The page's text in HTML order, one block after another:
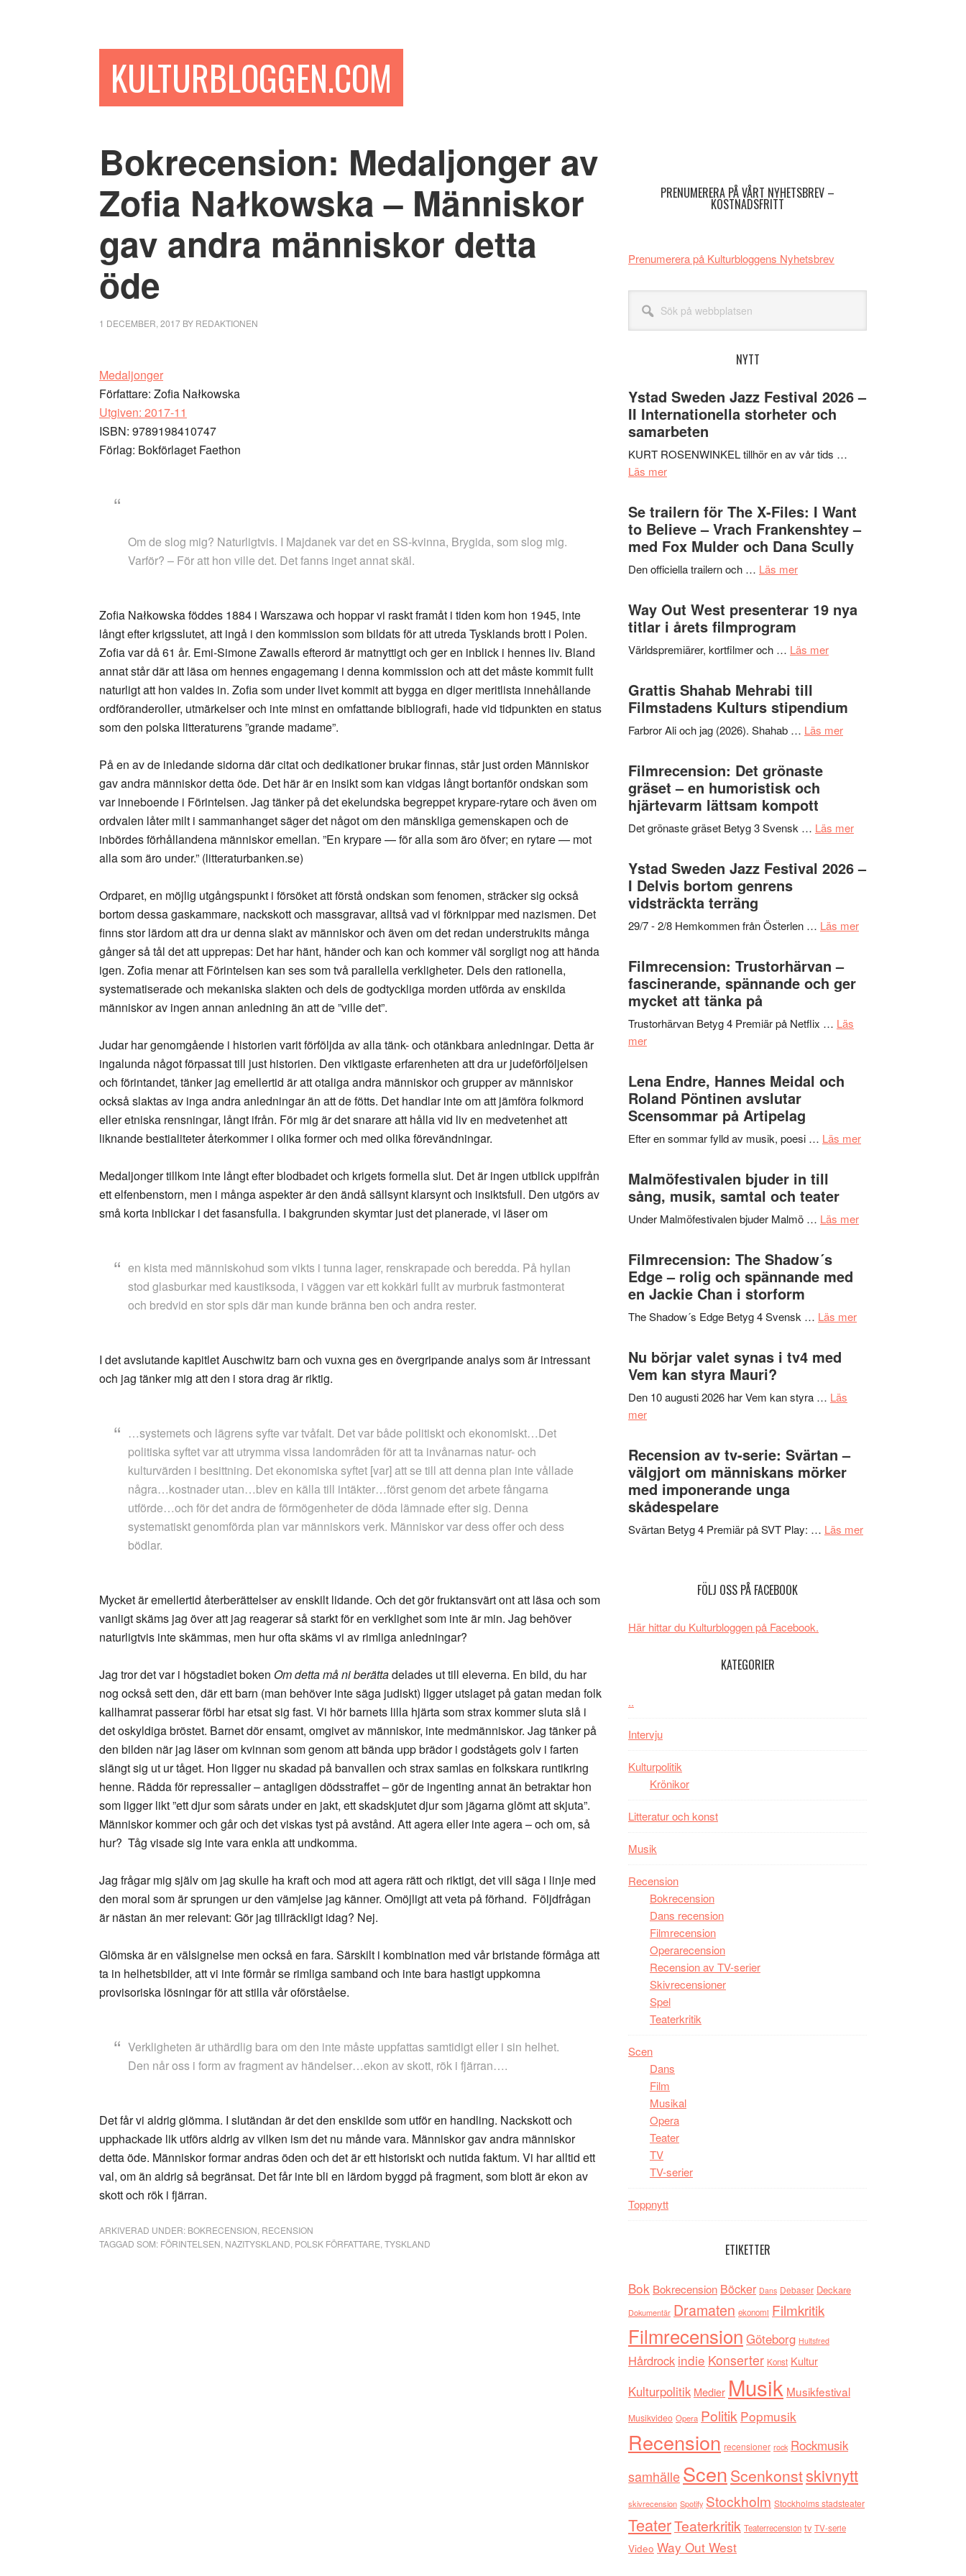
KULTURBLOGGEN.COM
Bokrecension: Medaljonger av
Zofia Nałkowska – Människor
gav andra människor detta
öde
1 DECEMBER, 2017 BY REDAKTIONEN
Medaljonger
Författare: Zofia Nałkowska
Utgiven: 2017-11
ISBN: 9789198410747
Förlag: Bokförlaget Faethon
Om de slog mig? Naturligtvis. I Majdanek var det en SS-kvinna, Brygida, som slog mig.
Varför? – För att hon ville det. Det fanns inget annat skäl.
Zofia Nałkowskaföddes 1884 i Warszawa och hoppar vi raskt framåt i tiden kom hon 1945, inte
långt efter krigsslutet, att ingå i den kommission som bildats för att utreda Tysklands brott i Polen.
Zofia var då 61 år. Emi-Simone Zawalls efterord är matnyttigt och ger en inblick i hennes liv. Bland
annat står där att läsa om hennes engagemang i denna kommission och att det måste kommit fullt
naturligt att hon valdes in. Zofia som under livet kommit att bygga en diger meritlista innehållande
ordföranderoller, utmärkelser och inte minst en omfattande bibliografi, hade vid tidpunkten en status
som den polska litteraturens ”grande madame”.
På en av de inledande sidorna där citat och dedikationer brukar finnas, står just orden Människor
gav andra människor detta öde. Det här är en insikt som kan vidgas långt bortanför ondskan som
var inneboende i Förintelsen. Jag tänker på det ekelundska begreppet krypare-rytare och även om
ordvalen låter milt i sammanhanget säger det något om den mänskliga gemenskapen och de
inbördes förhållandena människor emellan. ”En krypare — för alla som äro öfver; en rytare — mot
alla som äro under.” (litteraturbanken.se)
Ordparet, en möjlig utgångspunkt i försöket att förstå ondskan som fenomen, sträcker sig också
bortom dessa gaskammare, nackskott och massgravar, alltså vad vi förknippar med nazismen. Det
finns stor lärdom att dra ur denna slakt av människor och även om det redan understrukits många
gånger så tål det att upprepas: Det har hänt, händer och kan och kommer väl sorgligt nog att hända
igen. Zofia menar att Förintelsen kan ses som två parallella verkligheter. Dels den rationella,
systematiserade och mekaniska slakten och dels de godtyckliga morden utförda av enskilda
människor av ingen annan anledning än att de ”ville det”.
Judar har genomgående i historien varit förföljda av alla tänk- och otänkbara anledningar. Detta är
ingalunda något förpassat till just historien. Den viktigaste erfarenheten att dra ur judeförföljelsen
och förintandet, tänker jag emellertid är att otaliga andra människor och grupper av människor
också slaktas av inga andra anledningar än att de fötts. Det handlar inte om att jämföra folkmord
eller etniska rensningar, långt ifrån. För mig är det snarare att hålla vid liv en medvetenhet att
liknande bestialiteter återkommer i olika former och med olika förevändningar.
Medaljonger tillkom inte långt efter blodbadet och krigets formella slut. Det är ingen utblick uppifrån
ett elfenbenstorn, men i många aspekter är den ändå sällsynt klarsynt och insiktsfull. Den utgörs av
små korta inblickar i det fasansfulla. I bakgrunden skymtar just det planerade, vi läser om
en kista med människohud som vikts i tunna lager, renskrapade och beredda. På hyllan
stod glasburkar med kaustiksoda, i väggen var ett kokkärl fullt av murbruk fastmonterat
och bredvid en stor spis där man kunde bränna ben och andra rester.
I det avslutande kapitlet Auschwitz barn och vuxna ges en övergripande analys som är intressant
och jag tänker mig att den i stora drag är riktig.
…systemets och lägrens syfte var tvåfalt. Det var både politiskt och ekonomiskt…Det
politiska syftet var att utrymma vissa landområden för att ta invånarnas natur- och
kulturvärden i besittning. Det ekonomiska syftet [var] att se till att denna plan inte vållade
några…kostnader utan…blev en källa till intäkter…först genom det arbete fångarna
utförde…och för det andra de förmögenheter de döda lämnade efter sig. Denna
systematiskt genomförda plan var människors verk. Människor var dess offer och dess
bödlar.
Mycket är emellertid återberättelser av enskilt lidande. Och det gör fruktansvärt ont att läsa och som
vanligt skäms jag över att jag reagerar så starkt för en verklighet som inte är min. Jag behöver
naturligtvis inte skämmas, men hur ofta skäms vi av rimliga anledningar?
Jag tror det var i högstadiet boken Om detta må ni berättadelades ut till eleverna. En bild, du har
nog också sett den, där ett barn (man behöver inte säga judiskt) ligger utslaget på gatan medan folk
kallhamrat passerar förbi har etsat sig fast. Vi hör barnets lilla hjärta som strax kommer sluta slå i
det oskyldiga bröstet. Barnet dör ensamt, omgivet av människor, inte medmänniskor. Jag tänker på
den bilden när jag läser om kvinnan som genom att bända upp brädor i godstågets golv i farten
slängt sig ut ur tåget. Hon ligger nu skadad på banvallen och strax samlas en folkskara runtikring
henne. Rädda för repressalier – antagligen dödsstraffet – gör de ingenting annat än betraktar hon
som ligger likt ”ett djur som sårats under en jakt, ett skadskjutet djur som jägarna glömt att skjuta”.
Människor kommer och går och det viskas tyst på avstånd. Att agera eller inte agera – och om, så
hur? Tåg visade sig inte vara enkla att undkomma.
Jag frågar mig själv om jag skulle ha kraft och mod att agera rätt och riktigt, det vill säga i linje med
den moral som är sprungen ur den vämjelse jag känner. Omöjligt att veta på förhand. Följdfrågan
är nästan än mer relevant: Gör jag tillräckligt idag? Nej.
Glömska är en välsignelse men också en fara. Särskilt i kombination med vår bristande förmåga att
ta in helhetsbilder, att vi inte förmår se rimliga samband och inte bara hastigt uppkomna
provisoriska lösningar för att stilla vår oförståelse.
Verkligheten är uthärdlig bara om den inte måste uppfattas samtidigt eller i sin helhet.
Den når oss i form av fragment av händelser…ekon av skott, rök i fjärran….
Det får vi aldrig glömma. I slutändan är det den enskilde som utför en handling. Nackskott och
upphackade lik utförs aldrig av vilken ism det nu månde vara. Människor gav andra människor
detta öde. Människor formar andras öden och det är ett historiskt och nutida faktum. Vi har alltid ett
val, om än aldrig så begränsat. Det får inte bli en lärdom byggd på fragment, som blott är ekon av
skott och rök i fjärran.
ARKIVERAD UNDER: BOKRECENSION RECENSION
TAGGAD SOM: FÖRINTELSEN NAZITYSKLAND POLSK FÖRFATTARE TYSKLAND
PRENUMERERA PÅ VÅRT NYHETSBREV –
KOSTNADSFRITT
Prenumerera på Kulturbloggens Nyhetsbrev
webbplatsen
NYTT
Ystad Sweden Jazz Festival 2026 –
II Internationella storheter och
samarbeten
KURT ROSENWINKEL tillhör en av vår tids …
Läs merom
Sweden
Jazz
Festival
2026
–
Internationella
storheter
och
samarbeten
Se trailern för The X-Files: I Want
to Believe – Vrach Frankenshtey –
med Fox Mulder och Dana Scully
Den officiella trailern och … Läs merom
trailern
för
X-
I
Want
to
Believe
Vrach
Frankenshtey
–
med
Mulder
och
Way Out West presenterar 19 nya
titlar i årets filmprogram
Världspremiärer, kortfilmer och … Läs merom
presenterar
19
Grattis Shahab Mehrabi till
Filmstadens Kulturs stipendium
Farbror Ali och jag (2026). Shahab … Läs merom
Kulturs
Filmrecension: Det grönaste
gräset – en humoristisk och
hjärtevarm lättsam kompott
Det grönaste gräset Betyg 3 Svensk … Läs merom
en
hjärtevarm
Ystad Sweden Jazz Festival 2026 –
I Delvis bortom genrens
vidsträckta terräng
29/7 - 2/8 Hemkommen från Österlen … Läs merom
Filmrecension: Trustorhärvan –
fascinerande, spännande och ger
mycket att tänka på
Trustorhärvan Betyg 4 Premiär på Netflix … Läs
merom
Trustorhärvan
–
fascinerande,
spännande
och
mycket
att
tänka
Lena Endre, Hannes Meidal och
Roland Pöntinen avslutar
Scensommar på Artipelag
Efter en sommar fylld av musik, poesi … Läs merom
Malmöfestivalen bjuder in till
sång, musik, samtal och teater
Under Malmöfestivalen bjuder Malmö … Läs merom
Filmrecension: The Shadow´s
Edge – rolig och spännande med
en Jackie Chan i storform
The Shadow´s Edge Betyg 4 Svensk … Läs merom
Chan
Nu börjar valet synas i tv4 med
Vem kan styra Mauri?
Den 10 augusti 2026 har Vem kan styra … Läs
merom
valet
synas
i
tv4
med
Recension av tv-serie: Svärtan –
välgjort om människans mörker
med imponerande unga
skådespelare
Svärtan Betyg 4 Premiär på SVT Play: … Läs merom
FÖLJ OSS PÅ FACEBOOK
Här hittar du Kulturbloggen på Facebook.
KATEGORIER
..
Intervju
Kulturpolitik
Krönikor
Litteratur och konst
Musik
Recension
Bokrecension
Dans recension
Filmrecension
Operarecension
Recension av TV-serier
Skivrecensioner
Spel
Teaterkritik
Scen
Dans
Film
Musikal
Opera
Teater
TV
TV-serier
Toppnytt
ETIKETTER
Bok Bokrecension Böcker Dans Debaser Deckare
Dokumentär Dramaten ekonomi Filmkritik
Filmrecension Göteborg Hultsfred
Hårdrock indie Konserter Konst Kultur
Kulturpolitik Medier Musik Musikfestival
Musikvideo Opera Politik Popmusik
Recension recensioner rock Rockmusik
samhälleScen Scenkonstskivnytt
skivrecension Spotify Stockholm Stockholms stadsteater
TeaterTeaterkritik Teaterrecension tv TV-serie
Video Way Out West